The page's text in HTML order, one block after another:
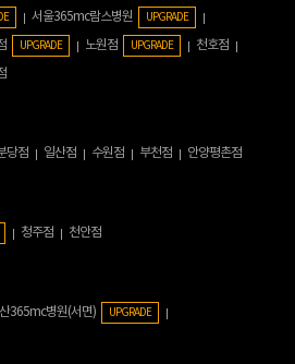
서울365mc람스병원 UPGRADE
UPGRADE 노원점 UPGRADE
천호점
당점 일산점 수원점 부천점 안양평촌점
청주점 천안점
365mc병원(서면) UPGRADE